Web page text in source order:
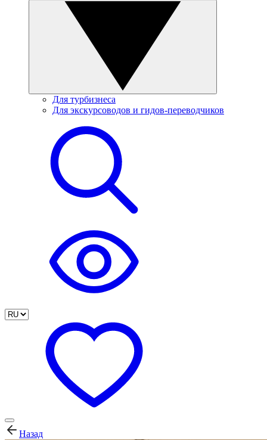
Для турбизнеса
Для экскурсоводов и гидов-переводчиков
Назад